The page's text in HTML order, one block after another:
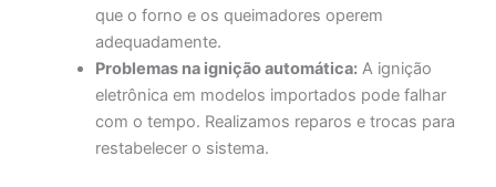
que o forno e os queimadores operem
adequadamente.
Problemas na ignição automática: A ignição
eletrônica em modelos importados pode falhar
com o tempo. Realizamos reparos e trocas para
restabelecer o sistema.